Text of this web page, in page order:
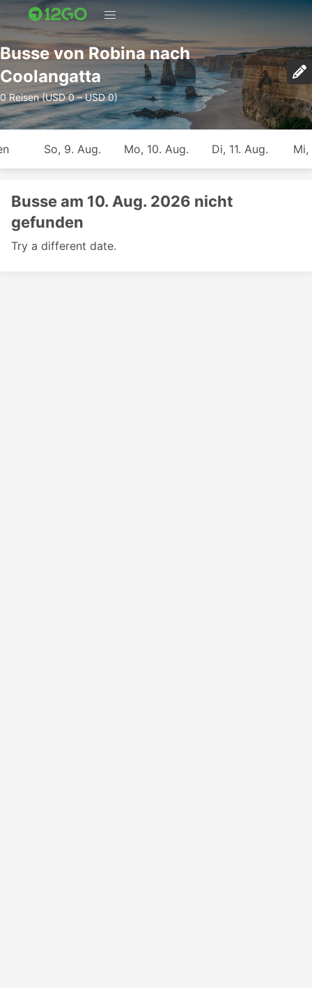
Busse von Robina nach
Coolangatta
0 Reisen (USD 0 – USD 0)
So, 9. Aug. Mo, 10. Aug. Di, 11. Aug. Mi,
Busse am 10. Aug. 2026 nicht
gefunden
Try a different date.